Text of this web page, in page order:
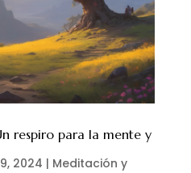
respiro para la mente y
2024 | Meditación y